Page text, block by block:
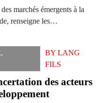
marchés émergents à la
renseigne les…
,
BYLANG
FILS
des acteurs